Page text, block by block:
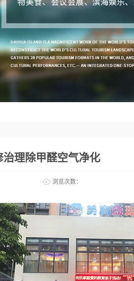
理除甲醛空气净化
浏览次数：